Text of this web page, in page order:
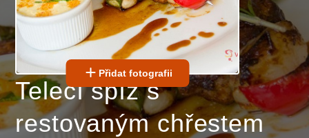
Přidat fotografii
Telecí špíz s
restovaným chřestem